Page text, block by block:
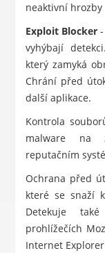
neaktivní
Exploit Blocker
vyhýbají
který zamyká
Chrání před
další aplikace.
Kontrola
malware na
reputačním
Ochrana před
které se snaží
Detekuje
prohlížečích
Internet